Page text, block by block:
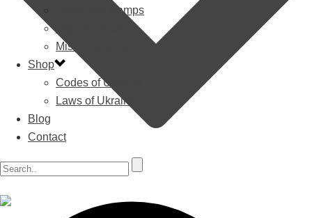
Seals and stamps
Miscellaneous
Shop
Codes of Ukraine
Laws of Ukraine
Blog
Contact